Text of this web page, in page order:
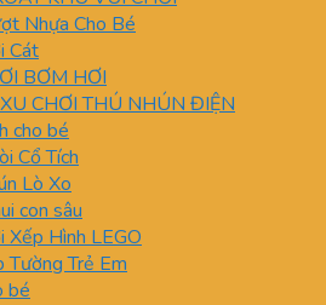
Nhựa Cho Bé
Cát
BƠM HƠI
CHƠI THÚ NHÚN ĐIỆN
cho bé
Cổ Tích
Lò Xo
con sâu
Xếp Hình LEGO
Tường Trẻ Em
bé